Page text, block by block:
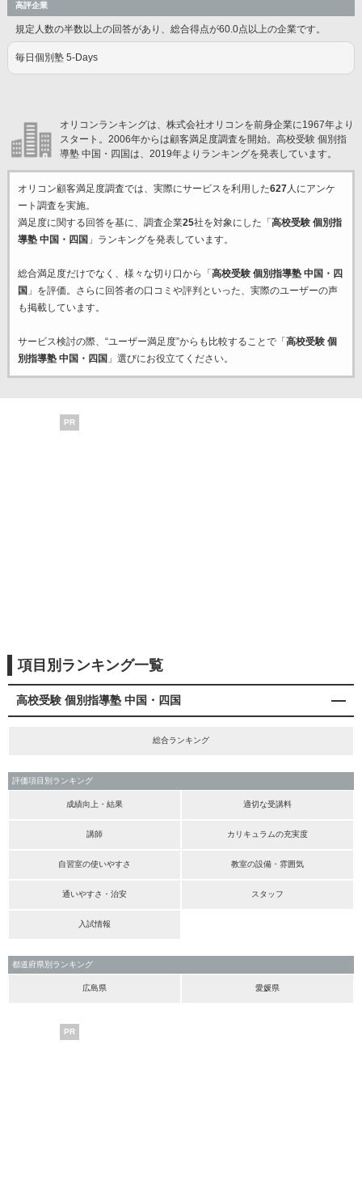
高評企業
規定人数の半数以上の回答があり、総合得点が60.0点以上の企業です。
毎日個別塾 5-Days
オリコンランキングは、株式会社オリコンを前身企業に1967年より
スタート。2006年からは顧客満足度調査を開始。高校受験 個別指
導塾 中国・四国は、2019年よりランキングを発表しています。
オリコン顧客満足度調査では、実際にサービスを利用した627人にアンケ
ート調査を実施。
満足度に関する回答を基に、調査企業25社を対象にした「 高校受験 個別指
導塾 中国・四国 」ランキングを発表しています。
総合満足度だけでなく、様々な切り口から「 高校受験 個別指導塾 中国・四
国 」を評価。さらに回答者の口コミや評判といった、実際のユーザーの声
も掲載しています。
サービス検討の際、“ユーザー満足度”からも比較することで「 高校受験 個
別指導塾 中国・四国 」選びにお役立てください。
PR
項目別ランキング一覧
高校受験 個別指導塾 中国・四国
総合ランキング
評価項目別ランキング
成績向上・結果 適切な受講料
講師 カリキュラムの充実度
自習室の使いやすさ 教室の設備・雰囲気
通いやすさ・治安 スタッフ
入試情報
都道府県別ランキング
広島県 愛媛県
PR